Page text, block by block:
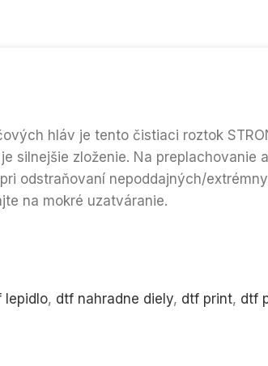
hláv je tento čistiaci roztok
silnejšie zloženie. Na preplachovanie
odstraňovaní nepoddajných/
na mokré uzatváranie.
lepidlo, dtf nahradne diely, dtf print, dtf